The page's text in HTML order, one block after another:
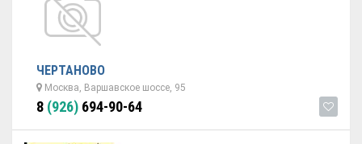
ЧЕРТАНОВО
Москва, Варшавское шоссе, 95
8 (926) 694-90-64